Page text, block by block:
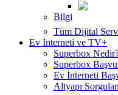
Bilgi
Tüm Dijital
Ev İnterneti ve TV+
Superbox
Superbox
Ev İnterneti
Altyapı